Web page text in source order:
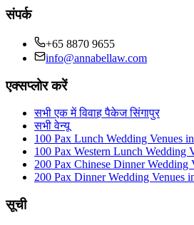
संपर्क
+65 8870 9655
info@annabellaw.com
एक्सप्लोर करें
सभी एक में विवाह पैकेज सिंगापुर
सभी वेन्यू
100 Pax Lunch Wedding Venues
100 Pax Western Lunch Wedding
200 Pax Chinese Dinner Wedding
200 Pax Dinner Wedding Venues
सूची